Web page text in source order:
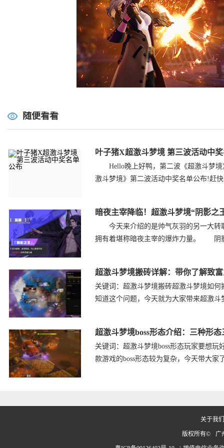
随便看看
叶子猪X超激斗梦境 第三波活动中
Hello晚上好鸭，第二波《超激斗梦境
激斗梦境》第二波活动中奖名单公布!赶
暗夜主宰降临！超激斗梦境“阴影之
今天来介绍的是帅气灰羽的另一大转
拥有着堪称暗夜主宰的爆炸力量。 阴
超激斗梦境搬砖详解：带你了解致
关键词：超激斗梦境搬砖超激斗梦境如
知道这个问题，今天就为大家带来超激
超激斗梦境boss形态介绍：三种形态
关键词：超激斗梦境boss形态玩家要想
款游戏的boss形态较为复杂，今天带大
关于我们
版权所有© 广